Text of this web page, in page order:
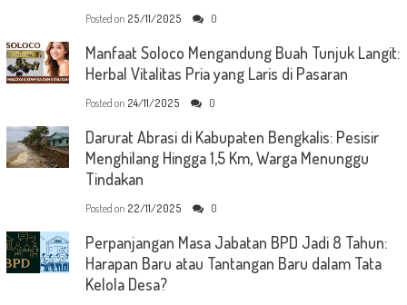
Posted on 25/11/2025 0
Manfaat Soloco Mengandung Buah Tunjuk Langit:
Herbal Vitalitas Pria yang Laris di Pasaran
Posted on 24/11/2025 0
Darurat Abrasi di Kabupaten Bengkalis: Pesisir
Menghilang Hingga 1,5 Km, Warga Menunggu
Tindakan
Posted on 22/11/2025 0
Perpanjangan Masa Jabatan BPD Jadi 8 Tahun:
Harapan Baru atau Tantangan Baru dalam Tata
Kelola Desa?